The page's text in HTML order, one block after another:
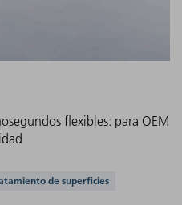
flexibles: para OEM
de superficies